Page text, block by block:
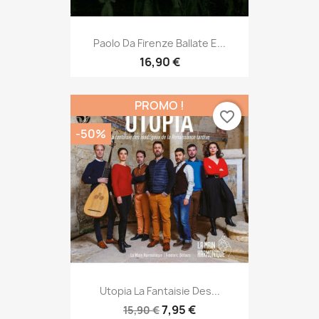
Paolo Da Firenze Ballate E...
16,90 €
Utopia La Fantaisie Des...
15,90 €7,95 €
PROMO !
-50%
favorite_border